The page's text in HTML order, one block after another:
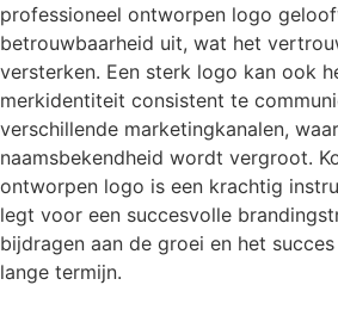
professioneel ontworpen logo
betrouwbaarheid uit, wat het
versterken. Een sterk logo kan ook
merkidentiteit consistent te
verschillende marketingkanalen,
naamsbekendheid wordt vergroot.
ontworpen logo is een krachtig
legt voor een succesvolle
bijdragen aan de groei en het
lange termijn.